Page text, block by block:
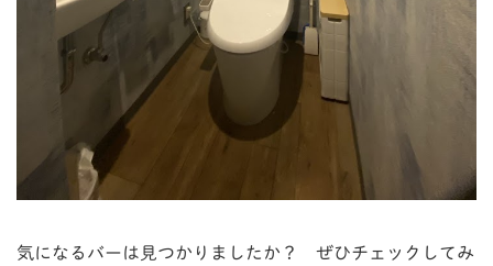
気になるバーは見つかりましたか？ ぜひチェックしてみ